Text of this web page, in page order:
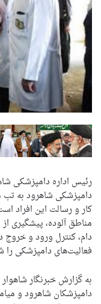
دامپزشکی شاهرود به تب
کار و رسالت این افراد
مناطق آلوده، پیشگیری
دام، کنترل ورود و
فعالیت‌های دامپزشکی
به گزارش خبرنگار
دامپزشکان شاهرود و